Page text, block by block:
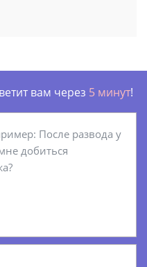
вам через 5 минут!